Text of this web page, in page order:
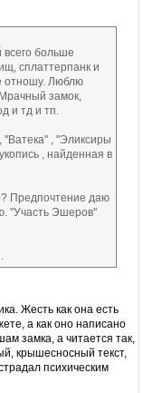
всего больше
сплаттерпанк и
отношу. Люблю
замок,
и тд и тп.
, "Эликсиры
, найденная в
Предпочтение даю
"Участь Эшеров"
Жесть как она есть
а как оно написано
замка, а читается так,
крышесносный текст,
психическим